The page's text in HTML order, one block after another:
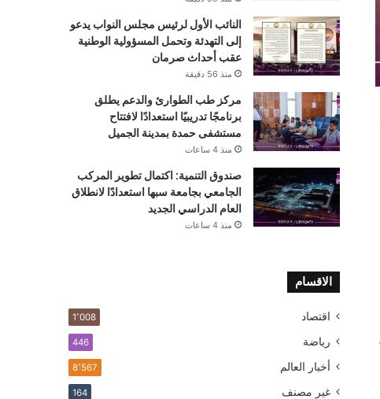
النائب الأول لرئيس مجلس النواب يدعو
إلى التهدئة وتحمل المسؤولية الوطنية
عقب أحداث صرمان
منذ 56 دقيقة
مركز طب الطوارئ والدعم يطلق
برنامجًا تدريبيًا استعدادًا لافتتاح
مستشفى حمدة بمدينة الجميل
منذ 4 ساعات
صندوق التنمية: اكتمال تطوير المركب
الجامعي بجامعة سبها استعدادًا لانطلاق
العام الدراسي الجديد
منذ 4 ساعات
الاقسام
اقتصاد 1٬008
رياضة 446
أخبار العالم 8٬567
غير مصنف 164